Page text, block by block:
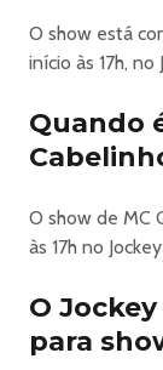
(Arena) Em Rio
VILLAGE
O grito da
arrepia. 🇧🇷
Serão mais de
Janeiro!
O maior parque
Preparem-se
histórica! 🙌
O show está
início às 17h, no
Quando
O show de MC
às 17h no
O
para